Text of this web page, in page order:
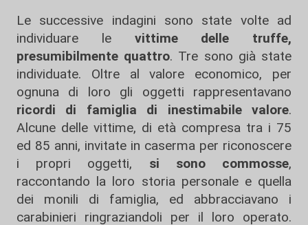
Le successive indagini sono state volte ad
individuare levittime delle truffe,
presumibilmente quattro. Tre sono già state
individuate. Oltre al valore economico, per
ognuna di loro gli oggetti rappresentavano
ricordi di famiglia di inestimabile valore.
Alcune delle vittime, di età compresa tra i 75
ed 85 anni, invitate in caserma per riconoscere
i propri oggetti, si sono commosse,
raccontando la loro storia personale e quella
dei monili di famiglia, ed abbracciavano i
carabinieri ringraziandoli per il loro operato.